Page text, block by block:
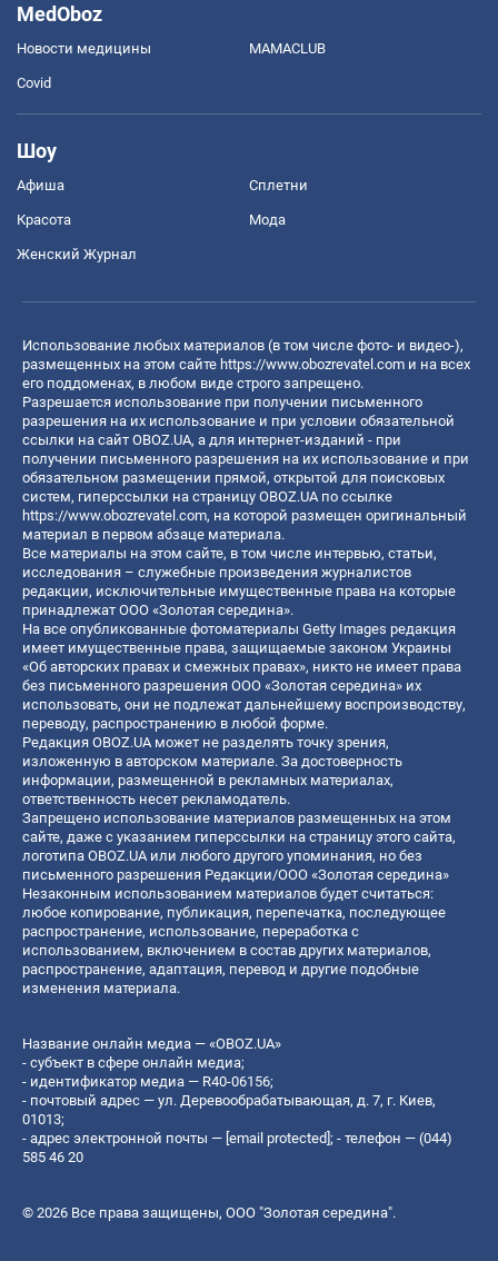
MedOboz
Новости медицины MAMACLUB
Covid
Шоу
Афиша Сплетни
Красота Мода
Женский Журнал
Использование любых материалов (в том числе фото- и видео-),
размещенных на этом сайте https://www.obozrevatel.com и на всех
его поддоменах, в любом виде строго запрещено.
Разрешается использование при получении письменного
разрешения на их использование и при условии обязательной
ссылки на сайт OBOZ.UA, а для интернет-изданий - при
получении письменного разрешения на их использование и при
обязательном размещении прямой, открытой для поисковых
систем, гиперссылки на страницу OBOZ.UA по ссылке
https://www.obozrevatel.com, на которой размещен оригинальный
материал в первом абзаце материала.
Все материалы на этом сайте, в том числе интервью, статьи,
исследования – служебные произведения журналистов
редакции, исключительные имущественные права на которые
принадлежат ООО «Золотая середина».
На все опубликованные фотоматериалы Getty Images редакция
имеет имущественные права, защищаемые законом Украины
«Об авторских правах и смежных правах», никто не имеет права
без письменного разрешения ООО «Золотая середина» их
использовать, они не подлежат дальнейшему воспроизводству,
переводу, распространению в любой форме.
Редакция OBOZ.UA может не разделять точку зрения,
изложенную в авторском материале. За достоверность
информации, размещенной в рекламных материалах,
ответственность несет рекламодатель.
Запрещено использование материалов размещенных на этом
сайте, даже с указанием гиперссылки на страницу этого сайта,
логотипа OBOZ.UA или любого другого упоминания, но без
письменного разрешения Редакции/ООО «Золотая середина»
Незаконным использованием материалов будет считаться:
любое копирование, публикация, перепечатка, последующее
распространение, использование, переработка с
использованием, включением в состав других материалов,
распространение, адаптация, перевод и другие подобные
изменения материала.
Название онлайн медиа — «OBOZ.UA»
- субъект в сфере онлайн медиа;
- идентификатор медиа — R40-06156;
- почтовый адрес — ул. Деревообрабатывающая, д. 7, г. Киев,
01013;
- адрес электронной почты — [email protected]; - телефон — (044)
585 46 20
© 2026 Все права защищены, ООО "Золотая середина".